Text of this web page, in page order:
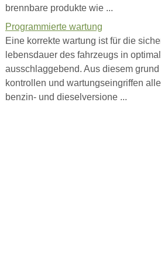
brennbare produkte wie ...
Programmierte wartung
Eine korrekte wartung ist für die
lebensdauer des fahrzeugs in
ausschlaggebend. Aus diesem
kontrollen und wartungseingriffen
benzin- und dieselversione ...